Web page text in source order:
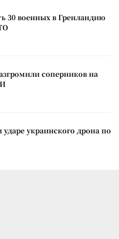
30 военных в Гренландию
соперников на
украинского дрона по